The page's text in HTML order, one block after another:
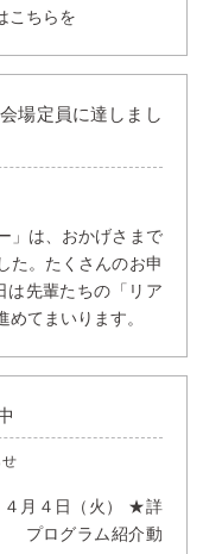
ちらを
場定員に達しまし
」は、おかげさまで
た。たくさんのお申
は先輩たちの「リア
てまいります。
せ
４月４日（火） ★詳
プログラム紹介動